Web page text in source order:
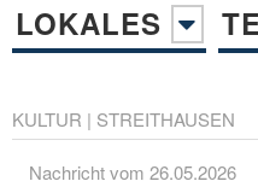
LOKALES
KULTUR | STREITHAUSEN
Nachricht vom